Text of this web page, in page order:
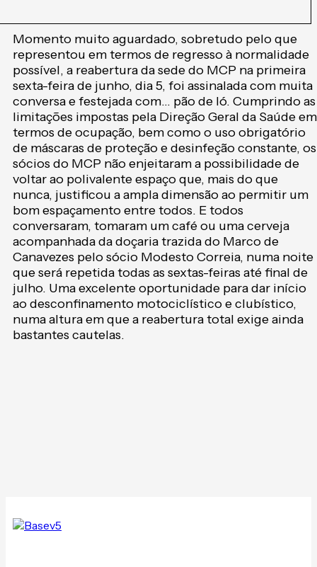
Momento muito aguardado, sobretudo pelo que
representou em termos de regresso à normalidade
possível, a reabertura da sede do MCP na primeira
sexta-feira de junho, dia 5, foi assinalada com muita
conversa e festejada com… pão de ló. Cumprindo as
limitações impostas pela Direção Geral da Saúde em
termos de ocupação, bem como o uso obrigatório
de máscaras de proteção e desinfeção constante, os
sócios do MCP não enjeitaram a possibilidade de
voltar ao polivalente espaço que, mais do que
nunca, justificou a ampla dimensão ao permitir um
bom espaçamento entre todos. E todos
conversaram, tomaram um café ou uma cerveja
acompanhada da doçaria trazida do Marco de
Canavezes pelo sócio Modesto Correia, numa noite
que será repetida todas as sextas-feiras até final de
julho. Uma excelente oportunidade para dar início
ao desconfinamento motociclístico e clubístico,
numa altura em que a reabertura total exige ainda
bastantes cautelas.